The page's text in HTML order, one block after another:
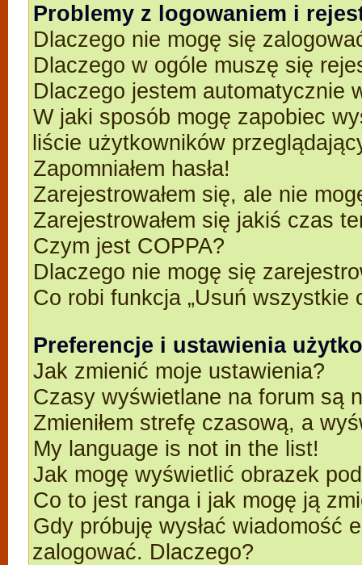
Problemy z logowaniem i
Dlaczego nie mogę się
Dlaczego w ogóle muszę się
Dlaczego jestem automatycznie
W jaki sposób mogę zapobiec
liście użytkowników
Zapomniałem hasła!
Zarejestrowałem się, ale nie
Zarejestrowałem się jakiś czas
Czym jest COPPA?
Dlaczego nie mogę się
Co robi funkcja „Usuń wszystkie
Preferencje i ustawienia
Jak zmienić moje ustawienia?
Czasy wyświetlane na forum są
Zmieniłem strefę czasową, a
My language is not in the list!
Jak mogę wyświetlić obrazek
Co to jest ranga i jak mogę ją
Gdy próbuję wysłać wiadomość
zalogować. Dlaczego?